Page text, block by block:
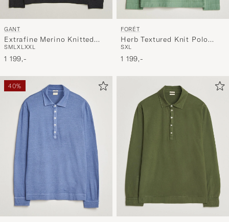
GANT
Extrafine Merino Knitted
Polo Dark Charcoal Melange
SMLXLXXL
1 199,-
FORÉT
Herb Textured Knit Polo
Green Oxide
SXL
1 199,-
40%